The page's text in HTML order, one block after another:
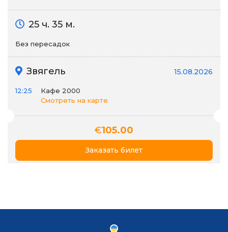
25 ч. 35 м.
Без пересадок
Звягель 15.08.2026
12:25
Кафе 2000
Смотреть на карте
€105.00
Заказать билет